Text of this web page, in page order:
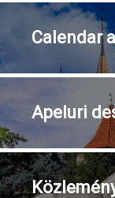
Calendar
Apeluri